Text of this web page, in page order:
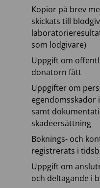
Kopior på brev
skickats till
som lodgivare)
Uppgift om
donatorn fått
Uppgifter om
egendomsskador
samt
skadeersättning
Boknings- och
registrerats i
Uppgift om
och deltagande i